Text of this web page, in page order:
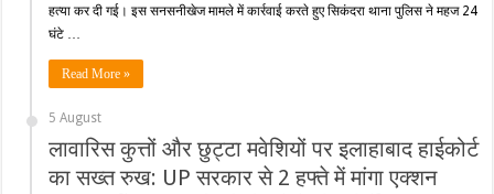
हत्या कर दी गई। इस सनसनीखेज मामले में कार्रवाई करते हुए सिकंदरा थाना पुलिस ने महज 24
घंटे …
Read More »
5 August
लावारिस कुत्तों और छुट्टा मवेशियों पर इलाहाबाद हाईकोर्ट
का सख्त रुख: UP सरकार से 2 हफ्ते में मांगा एक्शन